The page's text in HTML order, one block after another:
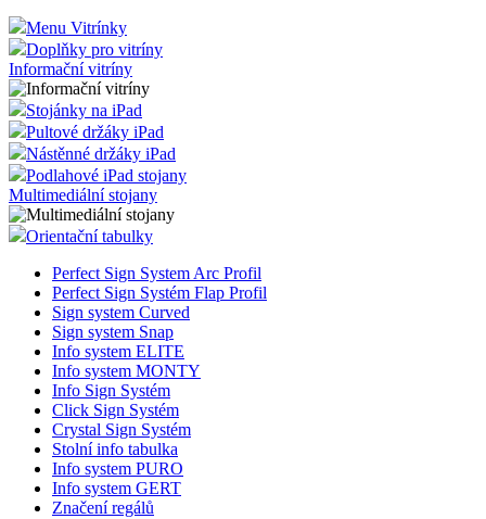
Menu Vitrínky
Doplňky pro vitríny
Informační vitríny
Stojánky na iPad
Pultové držáky iPad
Nástěnné držáky iPad
Podlahové iPad stojany
Multimediální stojany
Orientační tabulky
Perfect Sign System Arc Profil
Perfect Sign Systém Flap Profil
Sign system Curved
Sign system Snap
Info system ELITE
Info system MONTY
Info Sign Systém
Click Sign Systém
Crystal Sign Systém
Stolní info tabulka
Info system PURO
Info system GERT
Značení regálů